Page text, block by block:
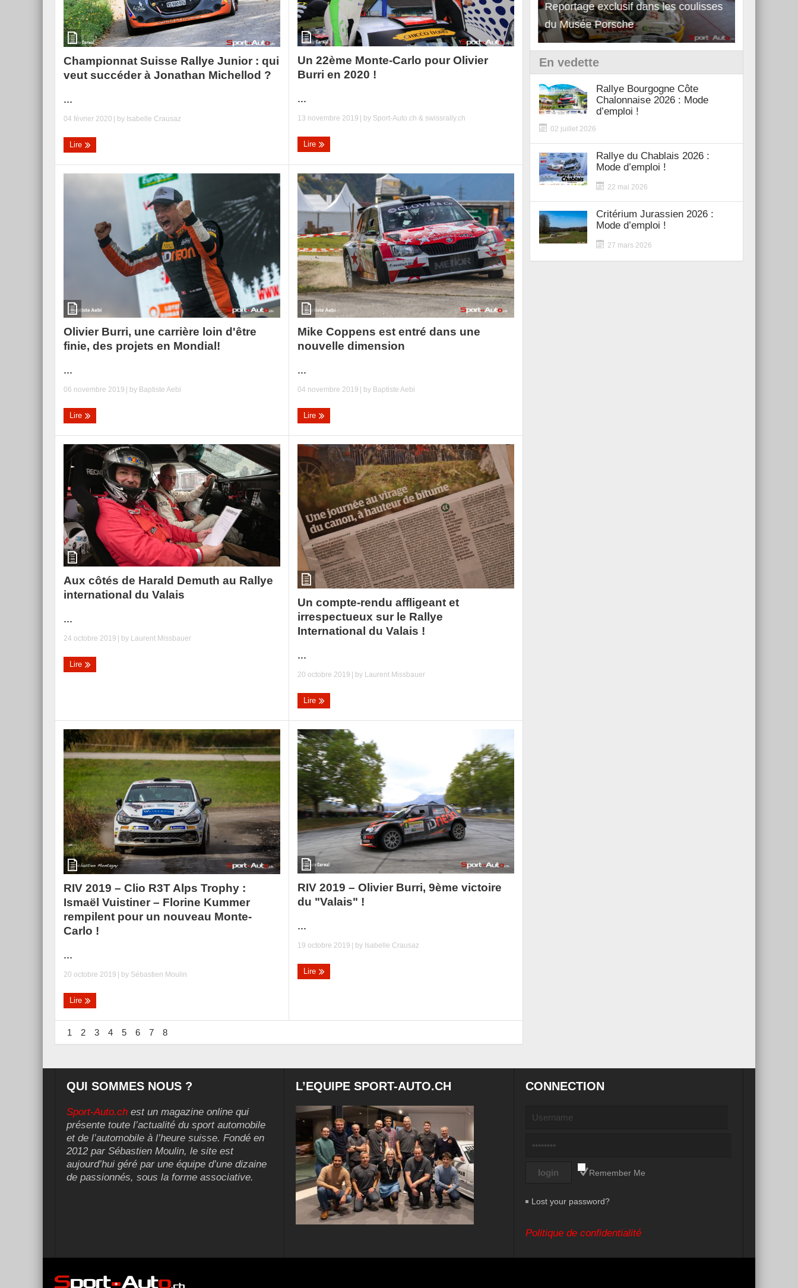
Championnat Suisse Rallye Junior : qui
veut succéder à Jonathan Michellod ?
...
04 février 2020 | by Isabelle Crausaz
Lire
Un 22ème Monte-Carlo pour Olivier
Burri en 2020 !
...
13 novembre 2019 | by Sport-Auto.ch & swissrally.ch
Lire
Olivier Burri, une carrière loin d'être
finie, des projets en Mondial!
...
06 novembre 2019 | by Baptiste Aebi
Lire
Mike Coppens est entré dans une
nouvelle dimension
...
04 novembre 2019 | by Baptiste Aebi
Lire
Aux côtés de Harald Demuth au Rallye
international du Valais
...
24 octobre 2019 | by Laurent Missbauer
Lire
Un compte-rendu affligeant et
irrespectueux sur le Rallye
International du Valais !
...
20 octobre 2019 | by Laurent Missbauer
Lire
RIV 2019 – Clio R3T Alps Trophy :
Ismaël Vuistiner – Florine Kummer
rempilent pour un nouveau Monte-
Carlo !
...
20 octobre 2019 | by Sébastien Moulin
Lire
RIV 2019 – Olivier Burri, 9ème victoire
du "Valais" !
...
19 octobre 2019 | by Isabelle Crausaz
Lire
1 2 3 4 5 6 7 8
Essai – Morgan Supersport
Reportage exclusif dans les coulisses
du Musée Porsche
Découverte de la nouvelle Ferrari
12Cilindri Manuale
En vedette
Rallye Bourgogne Côte
Chalonnaise 2026 : Mode
d’emploi !
02 juillet 2026
Rallye du Chablais 2026 :
Mode d’emploi !
22 mai 2026
Critérium Jurassien 2026 :
Mode d’emploi !
27 mars 2026
QUI SOMMES NOUS ?
Sport-Auto.ch est un magazine online qui
présente toute l’actualité du sport automobile
et de l’automobile à l’heure suisse. Fondé en
2012 par Sébastien Moulin, le site est
aujourd’hui géré par une équipe d’une dizaine
de passionnés, sous la forme associative.
L’EQUIPE SPORT-AUTO.CH CONNECTION
Remember Me
Lost your password?
Politique de confidentialité